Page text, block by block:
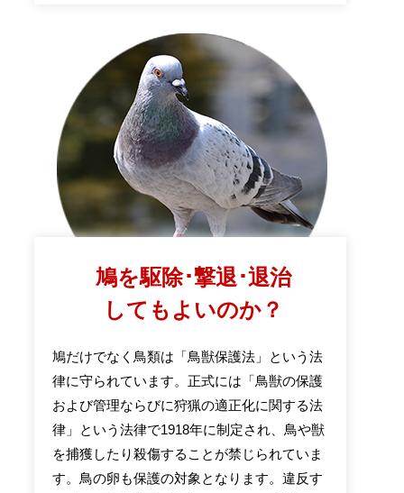
鳩を駆除･撃退･退治
してもよいのか？
鳩だけでなく鳥類は「鳥獣保護法」という法
律に守られています。正式には「鳥獣の保護
および管理ならびに狩猟の適正化に関する法
律」という法律で1918年に制定され、鳥や獣
を捕獲したり殺傷することが禁じられていま
す。鳥の卵も保護の対象となります。違反す